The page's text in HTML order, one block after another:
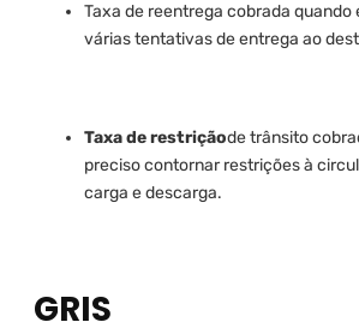
Taxa de reentrega cobrada quando
várias tentativas de entrega ao
Taxa de restriçãode trânsito
preciso contornar restrições à
carga e descarga.
GRIS